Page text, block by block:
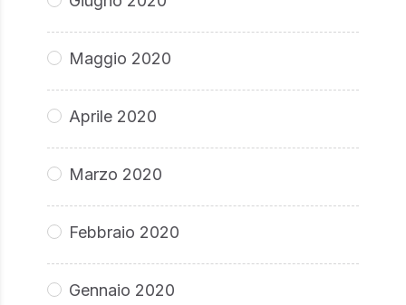
Maggio 2020
Aprile 2020
Marzo 2020
Febbraio 2020
Gennaio 2020